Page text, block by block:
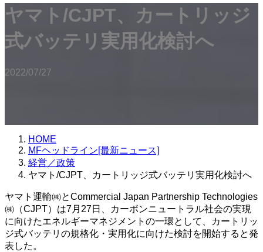
ヤマト/CJPT、カートリッジ
式バッテリ実用化検討へ
2022/07/27
HOME
MFヘッドライン[最新ニュース]
経営／政策
ヤマト/CJPT、カートリッジ式バッテリ実用化検討へ
ヤマト運輸㈱とCommercial Japan Partnership Technologies
㈱（CJPT）は7月27日、カーボンニュートラル社会の実現
に向けたエネルギーマネジメントの一環として、カートリッ
ジ式バッテリの規格化・実用化に向けた検討を開始すると発
表した。